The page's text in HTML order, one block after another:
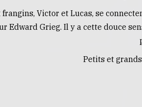
frangins, Victor et Lucas, se
Edward Grieg. Il y a cette douce
Petits et